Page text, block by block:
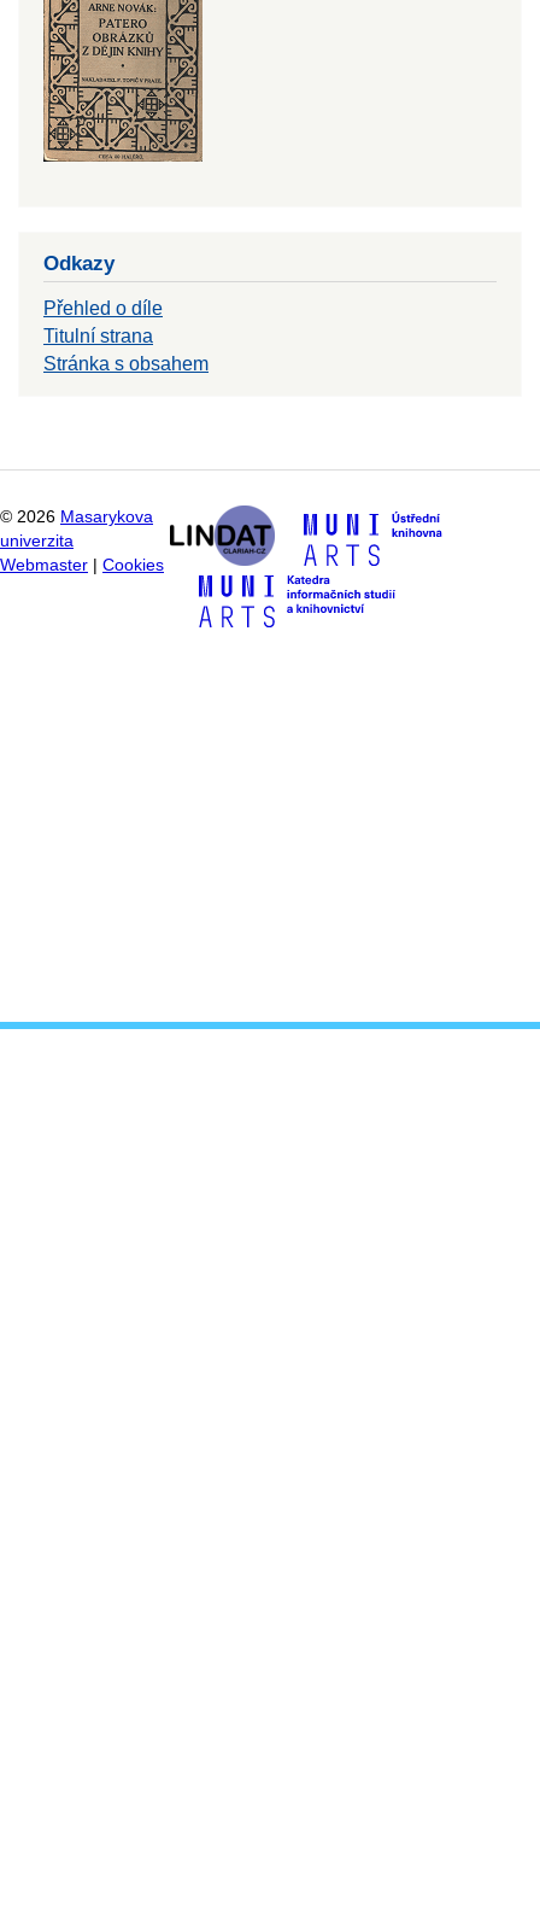
Odkazy
Přehled o díle
Titulní strana
Stránka s obsahem
© 2026 Masarykova
univerzita
Webmaster
Cookies